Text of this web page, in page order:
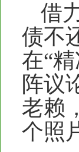
借
债不
在“
阵议
老赖
个照